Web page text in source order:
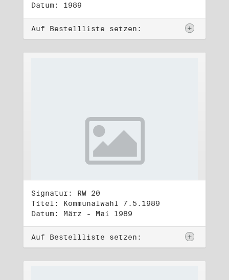
Datum: 1989
Auf Bestellliste setzen:
Signatur: RW 20
Titel: Kommunalwahl 7.5.1989
Datum: März - Mai 1989
Auf Bestellliste setzen: